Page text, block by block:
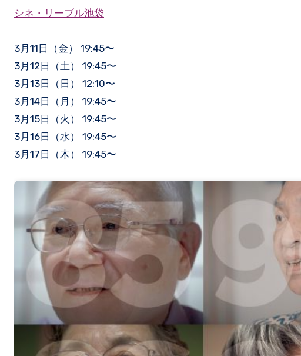
シネ・リーブル池袋
3月11日（金） 19:45〜
3月12日（土） 19:45〜
3月13日（日） 12:10〜
3月14日（月） 19:45〜
3月15日（火） 19:45〜
3月16日（水） 19:45〜
3月17日（木） 19:45〜